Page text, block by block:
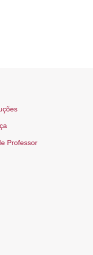
Professor